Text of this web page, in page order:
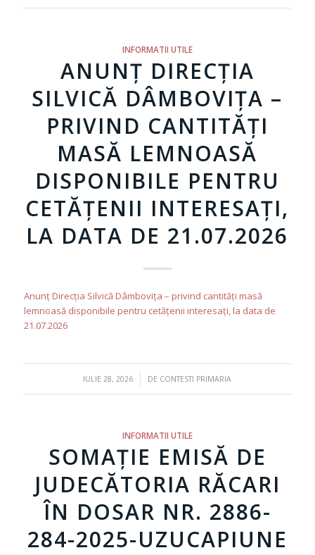
INFORMATII UTILE
ANUNȚ DIRECȚIA
SILVICĂ DÂMBOVIȚA –
PRIVIND CANTITĂȚI
MASĂ LEMNOASĂ
DISPONIBILE PENTRU
CETĂȚENII INTERESAȚI,
LA DATA DE 21.07.2026
Anunț Direcția Silvică Dâmbovița – privind cantități masă
lemnoasă disponibile pentru cetățenii interesați, la data de
21.07.2026
IULIE 28, 2026
/ DE CONTESTI PRIMARIA
INFORMATII UTILE
SOMAȚIE EMISĂ DE
JUDECĂTORIA RĂCARI
ÎN DOSAR NR. 2886-
284-2025-UZUCAPIUNE